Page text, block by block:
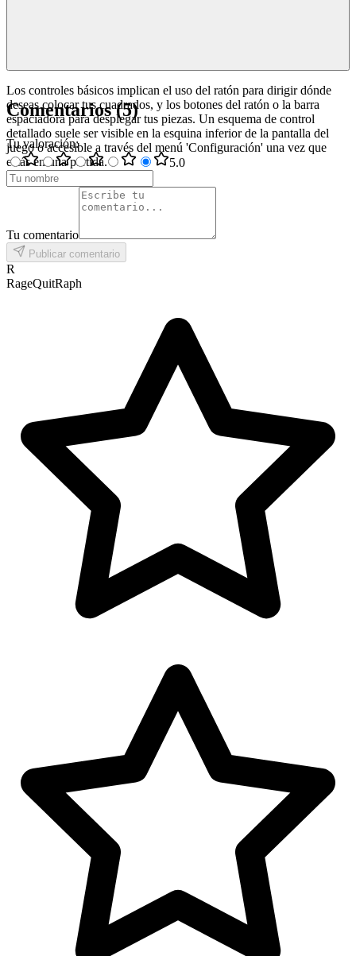
Los controles básicos implican el uso del ratón para dirigir dónde
deseas colocar tus cuadrados, y los botones del ratón o la barra
espaciadora para desplegar tus piezas. Un esquema de control
detallado suele ser visible en la esquina inferior de la pantalla del
juego o accesible a través del menú 'Configuración' una vez que
estás en una partida.
Comentarios(5)
Tu valoración:
5.0
Tu comentario
Publicar comentario
R
RageQuitRaph